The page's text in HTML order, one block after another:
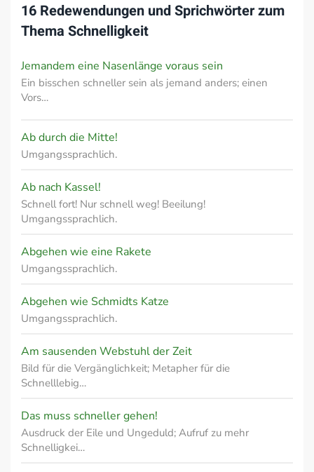
16 Redewendungen und Sprichwörter zum
Thema Schnelligkeit
Jemandem eine Nasenlänge voraus sein
Ein bisschen schneller sein als jemand anders; einen
Vors…
Ab durch die Mitte!
Umgangssprachlich.
Ab nach Kassel!
Schnell fort! Nur schnell weg! Beeilung!
Umgangssprachlich.
Abgehen wie eine Rakete
Umgangssprachlich.
Abgehen wie Schmidts Katze
Umgangssprachlich.
Am sausenden Webstuhl der Zeit
Bild für die Vergänglichkeit; Metapher für die
Schnelllebig…
Das muss schneller gehen!
Ausdruck der Eile und Ungeduld; Aufruf zu mehr
Schnelligkei…